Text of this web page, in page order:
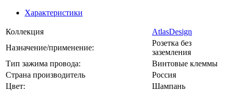
Характеристики
Коллекция
AtlasDesign
Назначение/применение:
Розетка без
заземления
Тип зажима провода:
Винтовые клеммы
Страна производитель
Россия
Цвет:
Шампань